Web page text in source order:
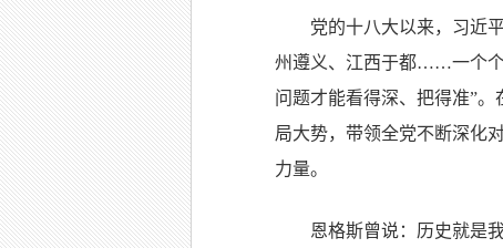
党的十八大以来，习近
州遵义、江西于都……一个个
问题才能看得深、把得准”
局大势，带领全党不断深化
力量。
恩格斯曾说：历史就是